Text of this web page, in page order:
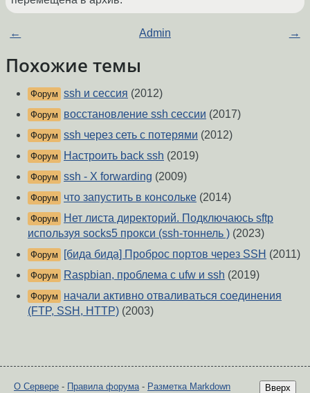
← Admin →
Похожие темы
Форум ssh и сессия (2012)
Форум восстановление ssh сессии (2017)
Форум ssh через сеть с потерями (2012)
Форум Настроить back ssh (2019)
Форум ssh - X forwarding (2009)
Форум что запустить в консольке (2014)
Форум
Нет листа директорий. Подключаюсь sftp
используя socks5 прокси (ssh-тоннель ) (2023)
Форум [бида бида] Проброс портов через SSH (2011)
Форум Raspbian, проблема с ufw и ssh (2019)
Форум
начали активно отваливаться соединения
(FTP, SSH, HTTP) (2003)
Вверх
О Сервере - Правила форума- Разметка Markdown